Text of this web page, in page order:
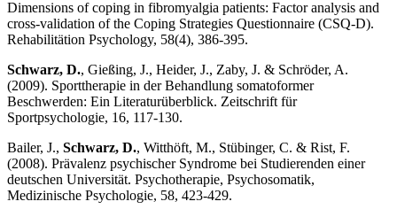
Dimensions of coping in fibromyalgia patients: Factor analysis and
cross-validation of the Coping Strategies Questionnaire (CSQ-D).
Rehabilitätion Psychology, 58(4), 386-395.
Schwarz, D., Gießing, J., Heider, J., Zaby, J. & Schröder, A.
(2009). Sporttherapie in der Behandlung somatoformer
Beschwerden: Ein Literaturüberblick. Zeitschrift für
Sportpsychologie, 16, 117-130.
Bailer, J., Schwarz, D., Witthöft, M., Stübinger, C. & Rist, F.
(2008). Prävalenz psychischer Syndrome bei Studierenden einer
deutschen Universität. Psychotherapie, Psychosomatik,
Medizinische Psychologie, 58, 423-429.